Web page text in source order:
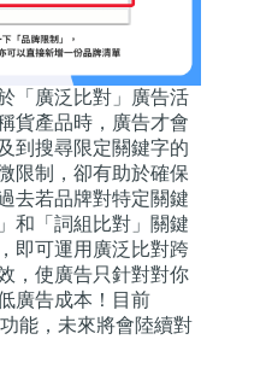
「廣泛比對」廣告活
貨產品時，廣告才會
到搜尋限定關鍵字的
限制，卻有助於確保
去若品牌對特定關鍵
和「詞組比對」關鍵
即可運用廣泛比對跨
，使廣告只針對對你
廣告成本！目前
能，未來將會陸續對